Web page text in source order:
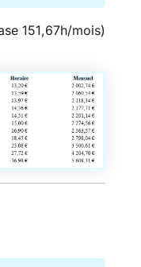
151,67h/mois)